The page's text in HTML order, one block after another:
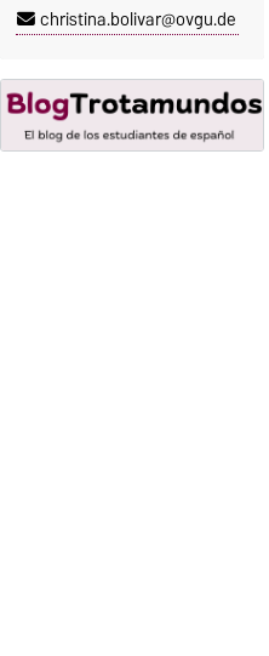
christina.bolivar@ovgu.de